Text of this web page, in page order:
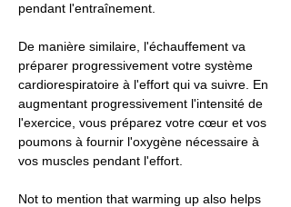
pendant l'entraînement.
De manière similaire, l'échauffement va
préparer progressivement votre système
cardiorespiratoire à l'effort qui va suivre. En
augmentant progressivement l'intensité de
l'exercice, vous préparez votre cœur et vos
poumons à fournir l'oxygène nécessaire à
vos muscles pendant l'effort.
Not to mention that warming up also helps